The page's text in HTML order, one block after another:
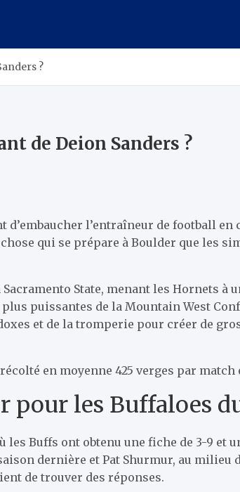
?
de Deion Sanders ?
d’embaucher l’entraîneur de football en
qui se prépare à Boulder que les
State, menant les Hornets à
puissantes de la Mountain West
et de la tromperie pour créer de
en moyenne 425 verges par
les Buffaloes
Buffs ont obtenu une fiche de 3-9 et
dernière et Pat Shurmur, au
de trouver des réponses.